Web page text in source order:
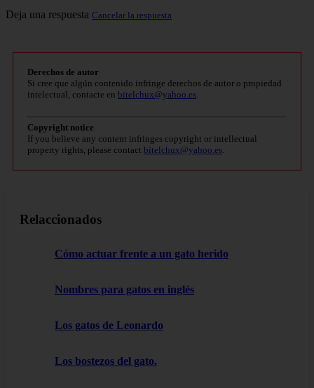
Deja una respuesta Cancelar la respuesta
Derechos de autor
Si cree que algún contenido infringe derechos de autor o propiedad
intelectual, contacte en bitelchux@yahoo.es.
Copyright notice
If you believe any content infringes copyright or intellectual
property rights, please contact bitelchux@yahoo.es.
Relaccionados
Cómo actuar frente a un gato herido
Nombres para gatos en inglés
Los gatos de Leonardo
Los bostezos del gato.